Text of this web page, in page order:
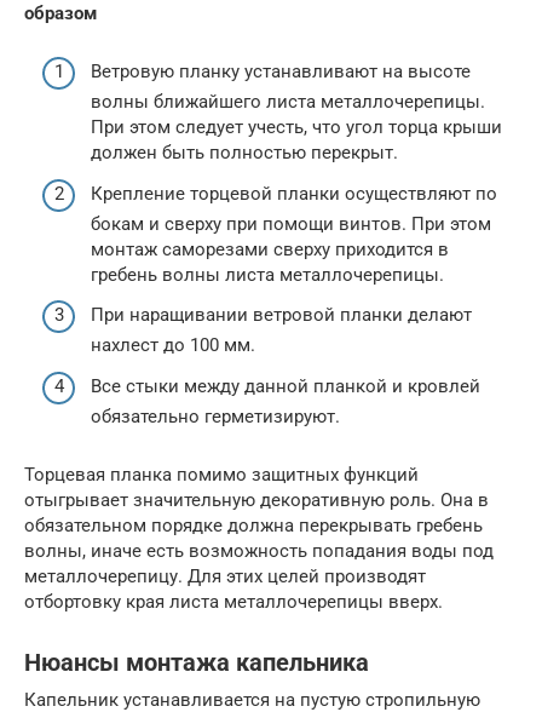
образом
Ветровую планку устанавливают на высоте
волны ближайшего листа металлочерепицы.
При этом следует учесть, что угол торца крыши
должен быть полностью перекрыт.
Крепление торцевой планки осуществляют по
бокам и сверху при помощи винтов. При этом
монтаж саморезами сверху приходится в
гребень волны листа металлочерепицы.
При наращивании ветровой планки делают
нахлест до 100 мм.
Все стыки между данной планкой и кровлей
обязательно герметизируют.
Торцевая планка помимо защитных функций
отыгрывает значительную декоративную роль. Она в
обязательном порядке должна перекрывать гребень
волны, иначе есть возможность попадания воды под
металлочерепицу. Для этих целей производят
отбортовку края листа металлочерепицы вверх.
Нюансы монтажа капельника
Капельник устанавливается на пустую стропильную